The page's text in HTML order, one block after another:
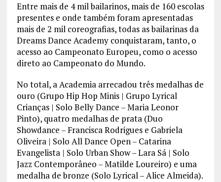
Entre mais de 4 mil bailarinos, mais de 160 escolas
presentes e onde também foram apresentadas
mais de 2 mil coreografias, todas as bailarinas da
Dreams Dance Academy conquistaram, tanto, o
acesso ao Campeonato Europeu, como o acesso
direto ao Campeonato do Mundo.
No total, a Academia arrecadou três medalhas de
ouro (Grupo Hip Hop Minis | Grupo Lyrical
Crianças | Solo Belly Dance – Maria Leonor
Pinto), quatro medalhas de prata (Duo
Showdance – Francisca Rodrigues e Gabriela
Oliveira | Solo All Dance Open – Catarina
Evangelista | Solo Urban Show – Lara Sá | Solo
Jazz Contemporâneo – Matilde Loureiro) e uma
medalha de bronze (Solo Lyrical – Alice Almeida).